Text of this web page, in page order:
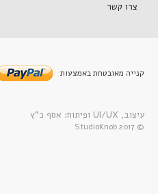
צרו קשר
קנייה מאובטחת באמצעות
עיצוב, UI/UX ופיתוח: אסף כ”ץ
© 2017 StudioKnob